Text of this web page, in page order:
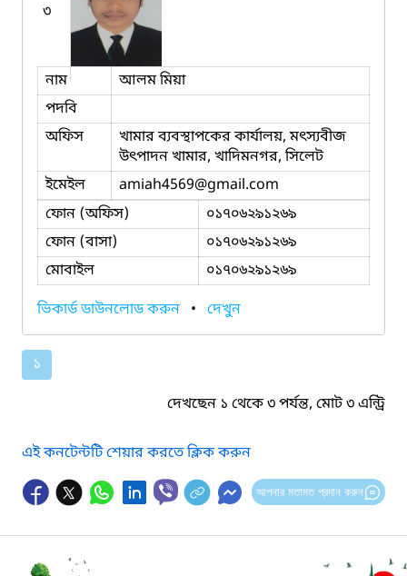
৩
নাম
আলম মিয়া
পদবি
অফিস
খামার ব্যবস্থাপকের কার্যালয়, মৎস্যবীজ
উৎপাদন খামার, খাদিমনগর, সিলেট
ইমেইল
amiah4569@gmail.com
ফোন (অফিস)
০১৭০৬২৯১২৬৯
ফোন (বাসা)
০১৭০৬২৯১২৬৯
মোবাইল
০১৭০৬২৯১২৬৯
ভিকার্ড ডাউনলোড করুন • দেখুন
১
দেখছেন ১ থেকে ৩ পর্যন্ত, মোট ৩ এন্ট্রি
এই কনটেন্টটি শেয়ার করতে ক্লিক করুন
আপনার মতামত প্রদান করুন